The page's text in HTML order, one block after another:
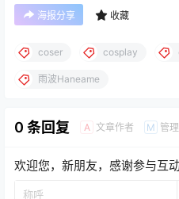
海报分享 收藏
coser cosplay
雨波Haneame
0 条回复 A 文章作者 M 管
欢迎您，新朋友，感谢参与互动